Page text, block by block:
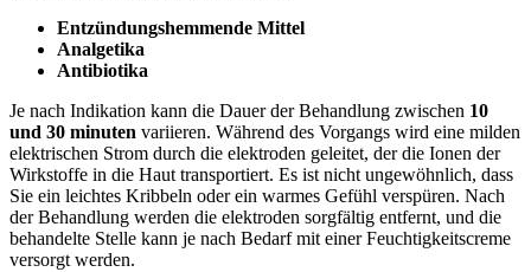
Entzündungshemmende ‍Mittel
Analgetika
Antibiotika
Je nach⁣ Indikation kann die Dauer ⁢der Behandlung zwischen 10
und⁤ 30 minuten variieren. Während des Vorgangs wird eine milden
elektrischen Strom durch die elektroden geleitet, der die Ionen der
Wirkstoffe in die Haut transportiert. Es ‌ist ​nicht ‌ungewöhnlich, dass
Sie ⁢ein leichtes Kribbeln oder ein warmes Gefühl verspüren. Nach
der⁢ Behandlung werden die elektroden sorgfältig entfernt,​ und die
⁢behandelte Stelle kann je nach Bedarf mit einer Feuchtigkeitscreme
versorgt werden.